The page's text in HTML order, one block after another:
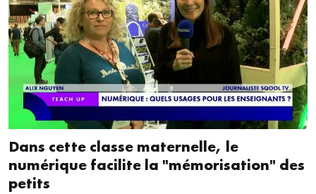
Dans cette classe maternelle, le
numérique facilite la "mémorisation" des
petits